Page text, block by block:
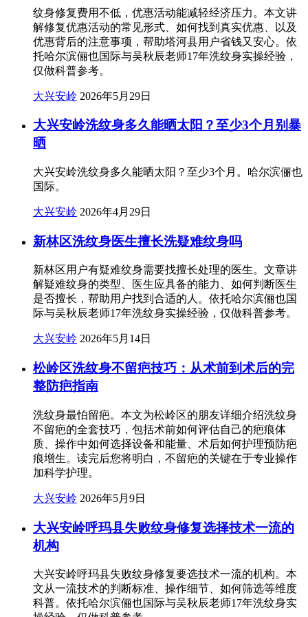
纹身修复费用不低，优惠活动能减轻经济压力。本文讲
解修复优惠活动的常见形式、如何找到真实优惠、以及
优惠背后的注意事项，帮助塔河县用户省钱又安心。依
托哈尔滨俪也国际与吴秋辰老师17年洗纹身实操经验，
仅做科普参考。
大兴安岭 2026年5月29日
大兴安岭洗纹身多久能晒太阳？至少3个月别暴
晒
大兴安岭洗纹身多久能晒太阳？至少3个月。哈尔滨俪也
国际。
大兴安岭 2026年4月29日
新林区洗纹身医生擅长洗疑难纹身吗
新林区用户有疑难纹身需要找擅长处理的医生。文章讲
解疑难纹身的类型、医生应具备的能力、如何判断医生
是否擅长，帮助用户找到合适的人。依托哈尔滨俪也国
际与吴秋辰老师17年洗纹身实操经验，仅做科普参考。
大兴安岭 2026年5月14日
松岭区洗纹身不留疤技巧：从术前到术后的完
整防疤指南
洗纹身最怕留疤。本文为松岭区的朋友详细介绍洗纹身
不留疤的全套技巧，包括术前如何评估自己的疤痕体
质、操作中如何选择设备和能量、术后如何护理预防疤
痕增生。读完后您将明白，不留疤的关键在于专业操作
加科学护理。
大兴安岭 2026年5月9日
大兴安岭呼玛县失败纹身修复选择技术一流的
机构
大兴安岭呼玛县失败纹身修复要选技术一流的机构。本
文从一流技术的判断标准、操作细节、如何筛选等维度
科普。依托哈尔滨俪也国际与吴秋辰老师17年洗纹身实